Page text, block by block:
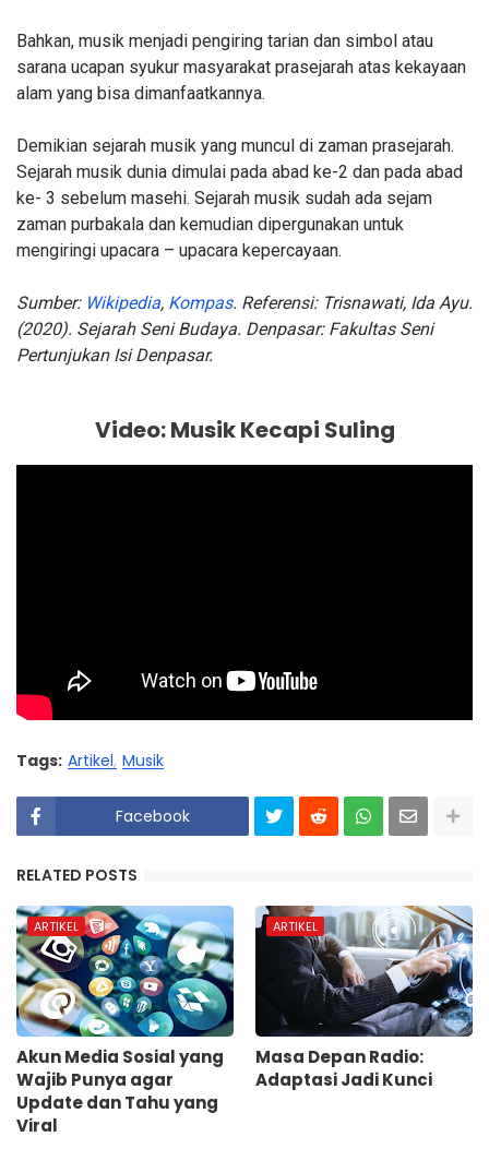
Bahkan, musik menjadi pengiring tarian dan simbol atau
sarana ucapan syukur masyarakat prasejarah atas kekayaan
alam yang bisa dimanfaatkannya.
Demikian sejarah musik yang muncul di zaman prasejarah.
Sejarah musik dunia dimulai pada abad ke-2 dan pada abad
ke- 3 sebelum masehi. Sejarah musik sudah ada sejam
zaman purbakala dan kemudian dipergunakan untuk
mengiringi upacara – upacara kepercayaan.
Sumber: Wikipedia, Kompas. Referensi: Trisnawati, Ida Ayu.
(2020). Sejarah Seni Budaya. Denpasar: Fakultas Seni
Pertunjukan Isi Denpasar.
Video: Musik Kecapi Suling
Tags: Artikel Musik
Facebook
RELATED POSTS
ARTIKEL
Akun Media Sosial yang
Wajib Punya agar
Update dan Tahu yang
Viral
ARTIKEL
Masa Depan Radio:
Adaptasi Jadi Kunci